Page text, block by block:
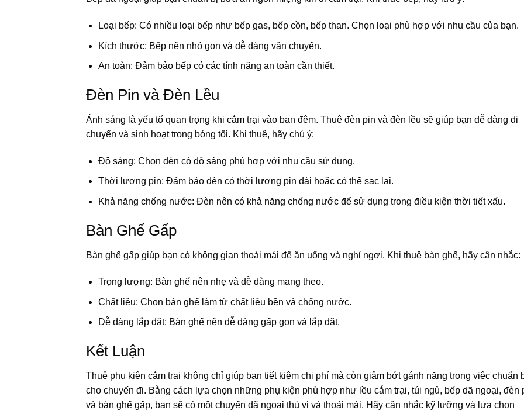
Loại bếp: Có nhiều loại bếp như bếp gas, bếp cồn, bếp than. Chọn loại phù hợp với nhu cầu của bạn.
Kích thước: Bếp nên nhỏ gọn và dễ dàng vận chuyển.
An toàn: Đảm bảo bếp có các tính năng an toàn cần thiết.
Đèn Pin và Đèn Lều
Ánh sáng là yếu tố quan trọng khi cắm trại vào ban đêm. Thuê đèn pin và đèn lều sẽ giúp bạn dễ dàng di
chuyển và sinh hoạt trong bóng tối. Khi thuê, hãy chú ý:
Độ sáng: Chọn đèn có độ sáng phù hợp với nhu cầu sử dụng.
Thời lượng pin: Đảm bảo đèn có thời lượng pin dài hoặc có thể sạc lại.
Khả năng chống nước: Đèn nên có khả năng chống nước để sử dụng trong điều kiện thời tiết xấu.
Bàn Ghế Gấp
Bàn ghế gấp giúp bạn có không gian thoải mái để ăn uống và nghỉ ngơi. Khi thuê bàn ghế, hãy cân nhắc:
Trọng lượng: Bàn ghế nên nhẹ và dễ dàng mang theo.
Chất liệu: Chọn bàn ghế làm từ chất liệu bền và chống nước.
Dễ dàng lắp đặt: Bàn ghế nên dễ dàng gấp gọn và lắp đặt.
Kết Luận
Thuê phụ kiện cắm trại không chỉ giúp bạn tiết kiệm chi phí mà còn giảm bớt gánh nặng trong việc chuẩn
cho chuyến đi. Bằng cách lựa chọn những phụ kiện phù hợp như lều cắm trại, túi ngủ, bếp dã ngoại, đèn
và bàn ghế gấp, bạn sẽ có một chuyến dã ngoại thú vị và thoải mái. Hãy cân nhắc kỹ lưỡng và lựa chọn